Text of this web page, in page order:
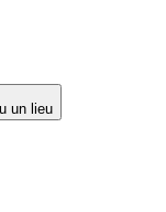
un lieu